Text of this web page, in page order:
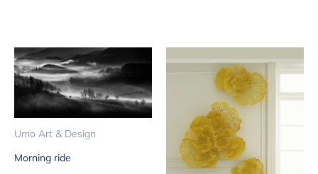
Umo Art & Design
Morning ride